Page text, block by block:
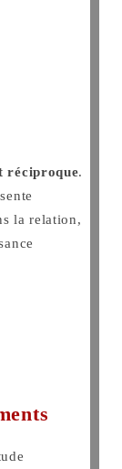
réciproque.
la relation,